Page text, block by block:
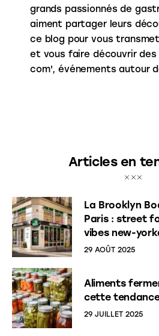
grands passionnés de
aiment partager leurs
ce blog pour vous
et vous faire découvrir des
com', événements autour
Articles en
La Brooklyn
Paris : street
vibes new-
29 AOÛT 2025
Aliments
cette
29 JUILLET 2025